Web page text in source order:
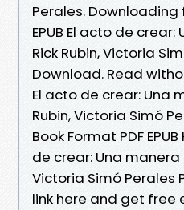
Perales.
EPUB El acto de
Rick Rubin, Victoria
Download. Read
El acto de crear: Una
Rubin, Victoria Simó
Book Format PDF
de crear: Una manera
Victoria Simó Perales
link here and get free